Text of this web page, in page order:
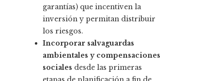
garantías) que incentiven la
inversión y permitan distribuir
los riesgos.
Incorporar salvaguardas
ambientales y compensaciones
sociales desde las primeras